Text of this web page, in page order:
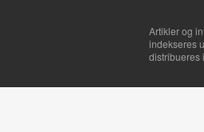
Artikler og
indekseres
distribueres